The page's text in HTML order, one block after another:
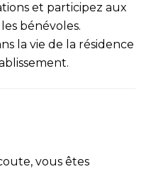
et participez aux
bénévoles.
la vie de la résidence
vous êtes